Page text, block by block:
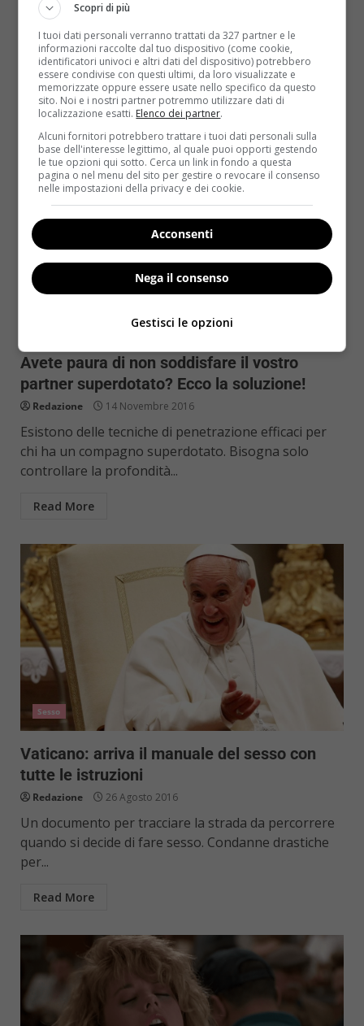
lattofilia e le forme di feticismo
Redazione 21 Novembre 2016
Il seno è da sempre, per l’uomo, oggetto di
adulazione e compiacimento. Oggi è sia simbolo di...
Read More
Avete paura di non soddisfare il vostro
partner superdotato? Ecco la soluzione!
Redazione 14 Novembre 2016
Esistono delle tecniche di penetrazione efficaci per
chi ha un compagno superdotato. Bisogna solo
controllare la profondità...
Read More
Sesso
Vaticano: arriva il manuale del sesso con
tutte le istruzioni
Redazione 26 Agosto 2016
Un documento per tracciare la strada da percorrere
quando si decide di fare sesso. Condanne drastiche
per...
Read More
Scopri di più
I tuoi dati personali verranno trattati da 327 partner e le
informazioni raccolte dal tuo dispositivo (come cookie,
identificatori univoci e altri dati del dispositivo) potrebbero
essere condivise con questi ultimi, da loro visualizzate e
memorizzate oppure essere usate nello specifico da questo
sito. Noi e i nostri partner potremmo utilizzare dati di
localizzazione esatti. Elenco dei partner.
Alcuni fornitori potrebbero trattare i tuoi dati personali sulla
base dell'interesse legittimo, al quale puoi opporti gestendo
le tue opzioni qui sotto. Cerca un link in fondo a questa
pagina o nel menu del sito per gestire o revocare il consenso
nelle impostazioni della privacy e dei cookie.
Acconsenti
Nega il consenso
Gestisci le opzioni